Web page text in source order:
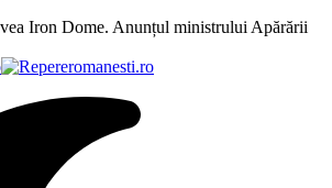
Iron Dome. Anunțul ministrului Apărării